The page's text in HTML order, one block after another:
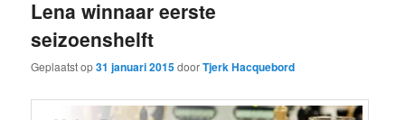
Lena winnaar eerste
seizoenshelft
Geplaatst op31 januari 2015doorTjerk Hacquebord